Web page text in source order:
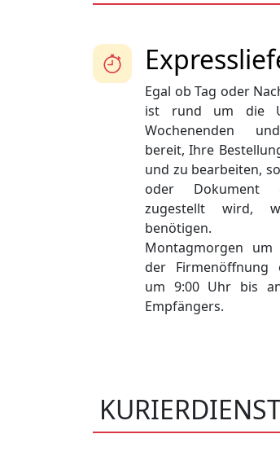
Egal ob Tag oder
ist rund um die
Wochenenden
bereit, Ihre
und zu bearbeiten,
oder Dokument
zugestellt wird,
benötigen.
Montagmorgen
der Firmenöffnung
um 9:00 Uhr bis
Empfängers.